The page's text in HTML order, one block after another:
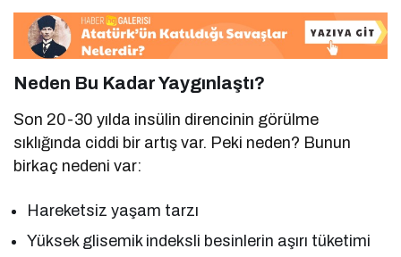
Neden Bu Kadar Yaygınlaştı?
Son 20-30 yılda insülin direncinin görülme
sıklığında ciddi bir artış var. Peki neden? Bunun
birkaç nedeni var:
Hareketsiz yaşam tarzı
Yüksek glisemik indeksli besinlerin aşırı tüketimi